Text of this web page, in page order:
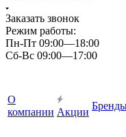
Заказать звонок
Режим работы:
Пн-Пт 09:00—18:00
Сб-Вс 09:00—17:00
О
компании Акции